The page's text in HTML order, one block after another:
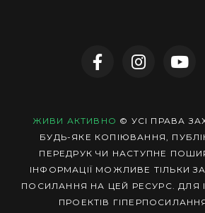
ЖИВИ АКТИВНО © УСІ ПРАВА
БУДЬ-ЯКЕ КОПІЮВАННЯ,
ПЕРЕДРУК ЧИ НАСТУПНЕ
ІНФОРМАЦІЇ МОЖЛИВЕ ТІЛЬКИ
ПОСИЛАННЯ НА ЦЕЙ РЕСУРС. ДЛЯ
ПРОЕКТІВ